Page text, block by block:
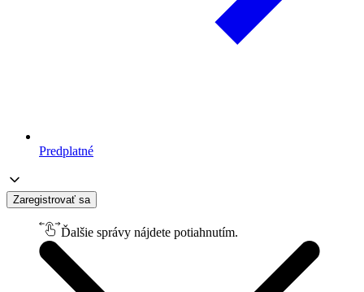
Predplatné
Zaregistrovať sa
Ďalšie správy nájdete potiahnutím.